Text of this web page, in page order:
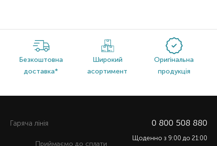
Безкоштовна
доставка*
Широкий
асортимент
Оригінальна
продукція
Гаряча лiнiя 0 800 508 880
Щоденно з 9:00 до 21:00
Приймаємо до сплати